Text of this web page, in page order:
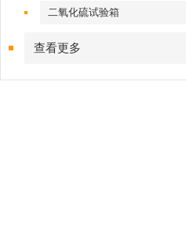
二氧化硫试验箱
查看更多